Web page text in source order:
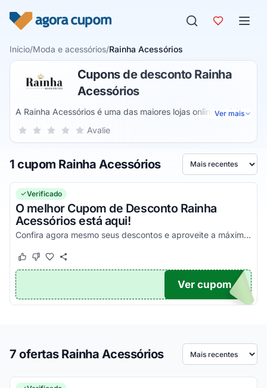
Início/Moda e acessórios/Rainha Acessórios
Cupons de desconto Rainha
Acessórios
A Rainha Acessórios é uma das maiores lojas online de joias
e Semijoias de todo o mercado, onde você poderá
tendo uma grande variedade de produtos e um custo-
benefício que impressiona a todos os consumidores.
Ver mais
Sua nota para Rainha Acessórios, de 1 a 5 estrelas
5 estrelas
4 estrelas
3 estrelas
2 estrelas
1 estrela Avalie
1 cupom Rainha Acessórios Ordenar por
Verificado
O melhor Cupom de Desconto Rainha
Acessórios está aqui!
Confira agora mesmo seus descontos e aproveite a máxima economia!
Este cupom funcionou
Este cupom não funcionou
TICO
Ver cupom
7 ofertas Rainha Acessórios Ordenar por